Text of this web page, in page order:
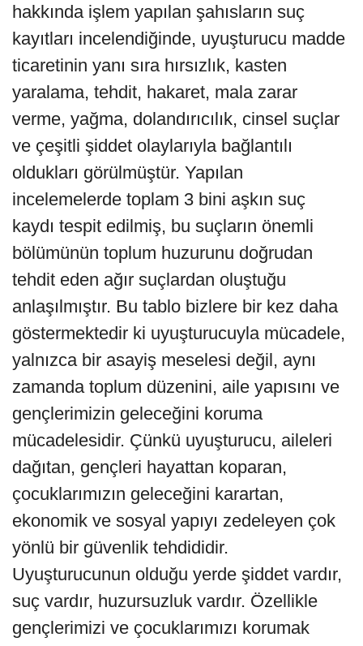
hakkında işlem yapılan şahısların suç
kayıtları incelendiğinde, uyuşturucu madde
ticaretinin yanı sıra hırsızlık, kasten
yaralama, tehdit, hakaret, mala zarar
verme, yağma, dolandırıcılık, cinsel suçlar
ve çeşitli şiddet olaylarıyla bağlantılı
oldukları görülmüştür. Yapılan
incelemelerde toplam 3 bini aşkın suç
kaydı tespit edilmiş, bu suçların önemli
bölümünün toplum huzurunu doğrudan
tehdit eden ağır suçlardan oluştuğu
anlaşılmıştır. Bu tablo bizlere bir kez daha
göstermektedir ki uyuşturucuyla mücadele,
yalnızca bir asayiş meselesi değil, aynı
zamanda toplum düzenini, aile yapısını ve
gençlerimizin geleceğini koruma
mücadelesidir. Çünkü uyuşturucu, aileleri
dağıtan, gençleri hayattan koparan,
çocuklarımızın geleceğini karartan,
ekonomik ve sosyal yapıyı zedeleyen çok
yönlü bir güvenlik tehdididir.
Uyuşturucunun olduğu yerde şiddet vardır,
suç vardır, huzursuzluk vardır. Özellikle
gençlerimizi ve çocuklarımızı korumak